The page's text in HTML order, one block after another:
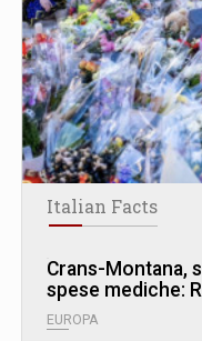
Italian Facts
Crans-Montana,
spese mediche:
EUROPA